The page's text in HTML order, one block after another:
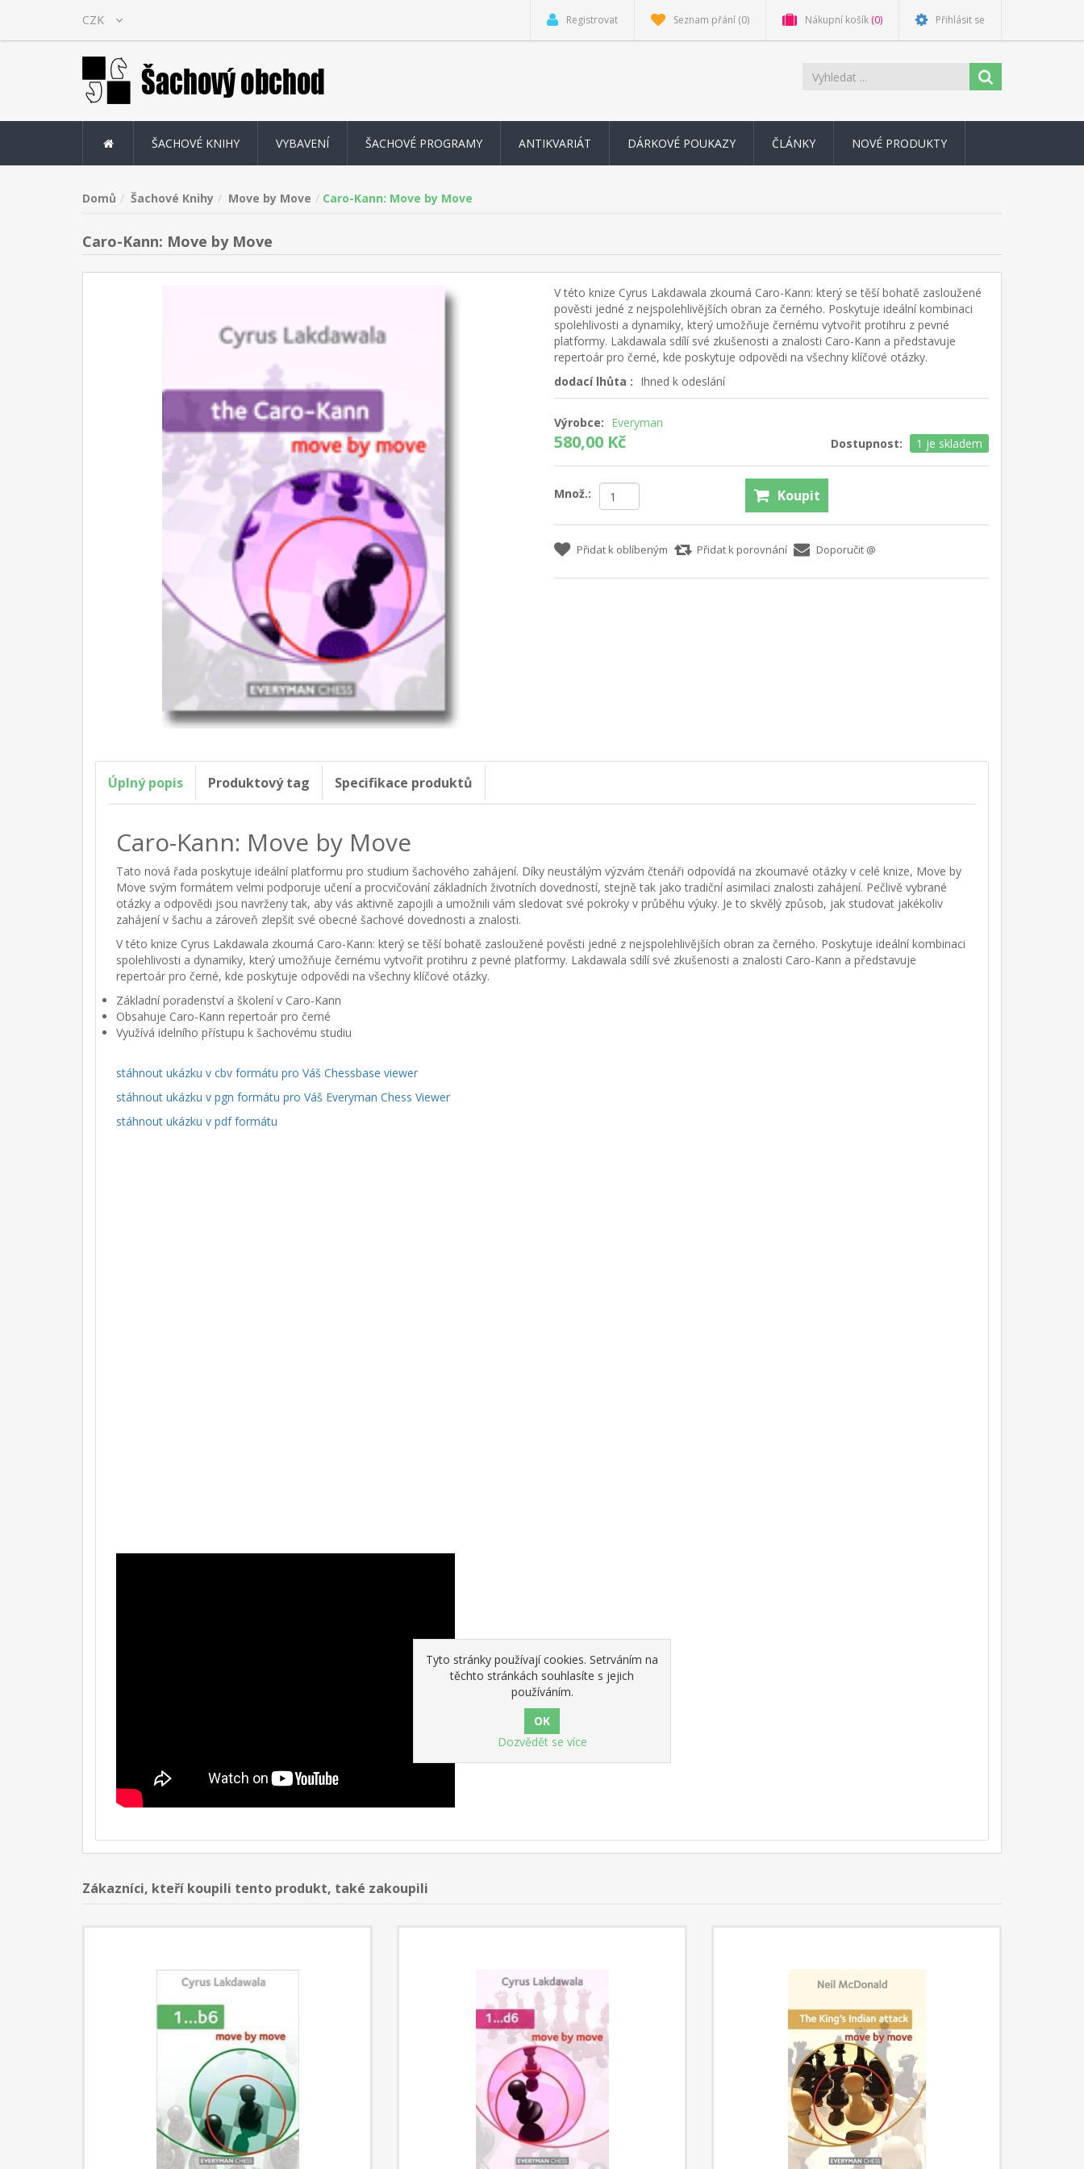
Registrovat Seznam přání (0) Nákupní košík (0) Přihlásit se
ŠACHOVÉ KNIHY VYBAVENÍ ŠACHOVÉ PROGRAMY ANTIKVARIÁT DÁRKOVÉ POUKAZY ČLÁNKY NOVÉ PRODUKTY
Domů Šachové Knihy Move by Move Caro-Kann: Move by Move
Caro-Kann: Move by Move
V této knize Cyrus Lakdawala zkoumá Caro-Kann: který se těší bohatě zasloužené
pověsti jedné z nejspolehlivějších obran za černého. Poskytuje ideální kombinaci
spolehlivosti a dynamiky, který umožňuje černému vytvořit protihru z pevné
platformy. Lakdawala sdílí své zkušenosti a znalosti Caro-Kann a představuje
repertoár pro černé, kde poskytuje odpovědi na všechny klíčové otázky.
dodací lhůta : Ihned k odeslání
Výrobce: Everyman
580,00 Kč Dostupnost: 1 je skladem
Množ.: Koupit
Přidat k oblíbeným Přidat k porovnání Doporučit @
Úplný popis Produktový tag Specifikace produktů
Caro-Kann: Move by Move
Tato nová řada poskytuje ideální platformu pro studium šachového zahájení. Díky neustálým výzvám čtenáři odpovídá na zkoumavé otázky v celé knize, Move by
Move svým formátem velmi podporuje učení a procvičování základních životních dovedností, stejně tak jako tradiční asimilaci znalosti zahájení. Pečlivě vybrané
otázky a odpovědi jsou navrženy tak, aby vás aktivně zapojili a umožnili vám sledovat své pokroky v průběhu výuky. Je to skvělý způsob, jak studovat jakékoliv
zahájení v šachu a zároveň zlepšit své obecné šachové dovednosti a znalosti.
V této knize Cyrus Lakdawala zkoumá Caro-Kann: který se těší bohatě zasloužené pověsti jedné z nejspolehlivějších obran za černého. Poskytuje ideální kombinaci
spolehlivosti a dynamiky, který umožňuje černému vytvořit protihru z pevné platformy. Lakdawala sdílí své zkušenosti a znalosti Caro-Kann a představuje
repertoár pro černé, kde poskytuje odpovědi na všechny klíčové otázky.
Základní poradenství a školení v Caro-Kann
Obsahuje Caro-Kann repertoár pro černé
Využívá idelního přístupu k šachovému studiu
stáhnout ukázku v cbv formátu pro Váš Chessbase viewer
stáhnout ukázku v pgn formátu pro Váš Everyman Chess Viewer
stáhnout ukázku v pdf formátu
Zákazníci, kteří koupili tento produkt, také zakoupili
Tyto stránky používají cookies. Setrváním na
těchto stránkách souhlasíte s jejich
používáním.
Dozvědět se více